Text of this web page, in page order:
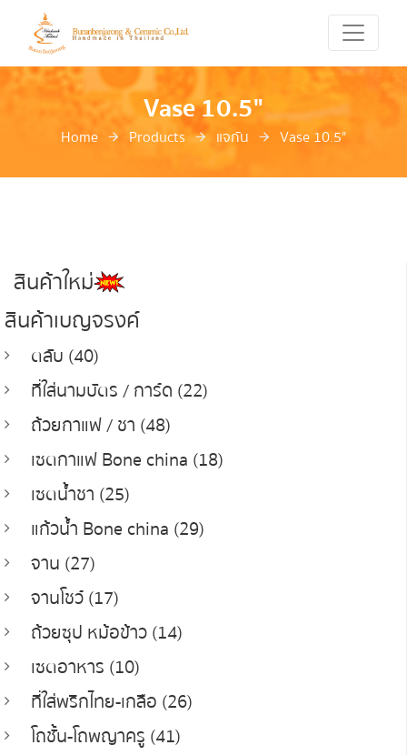
Vase 10.5"
Home Products แจกัน Vase 10.5"
สินค้าใหม่
สินค้าเบญจรงค์
ตลับ (40)
ที่ใส่นามบัตร / การ์ด (22)
ถ้วยกาแฟ / ชา (48)
เซตกาแฟ Bone china (18)
เซตน้ำชา (25)
แก้วน้ำ Bone china (29)
จาน (27)
จานโชว์ (17)
ถ้วยซุป หม้อข้าว (14)
เซตอาหาร (10)
ที่ใส่พริกไทย-เกลือ (26)
โถชั้น-โถพญาครู (41)